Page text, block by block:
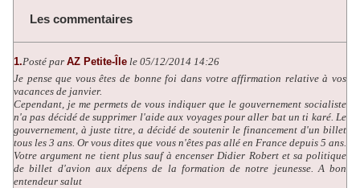
Les commentaires
1.Posté par AZ Petite-Île le 05/12/2014 14:26
Je pense que vous êtes de bonne foi dans votre affirmation relative à vos
vacances de janvier.
Cependant, je me permets de vous indiquer que le gouvernement socialiste
n'a pas décidé de supprimer l'aide aux voyages pour aller bat un ti karé. Le
gouvernement, à juste titre, a décidé de soutenir le financement d'un billet
tous les 3 ans. Or vous dites que vous n'êtes pas allé en France depuis 5 ans.
Votre argument ne tient plus sauf à encenser Didier Robert et sa politique
de billet d'avion aux dépens de la formation de notre jeunesse. A bon
entendeur salut